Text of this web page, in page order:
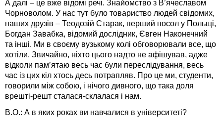
А далі – це вже відомі речі. Знайомство з В’ячеславом
Чорноволом. У нас тут було товариство людей свідомих,
наших друзів – Теодозій Старак, перший посол у Польщі,
Богдан Завабка, відомий дослідник, Євген Наконечний
та інші. Ми в своєму вузькому колі обговорювали все, що
хотіли. Звичайно, ніхто цього надто не афішував, адже
відколи пам’ятаю весь час були переслідування, весь
час із цих кіл хтось десь потрапляв. Про це ми, студенти,
говорили між собою, і нічого дивного, що така доля
врешті-решт сталася-склалася і нам.
В.О.: А в яких роках ви навчалися в університеті?